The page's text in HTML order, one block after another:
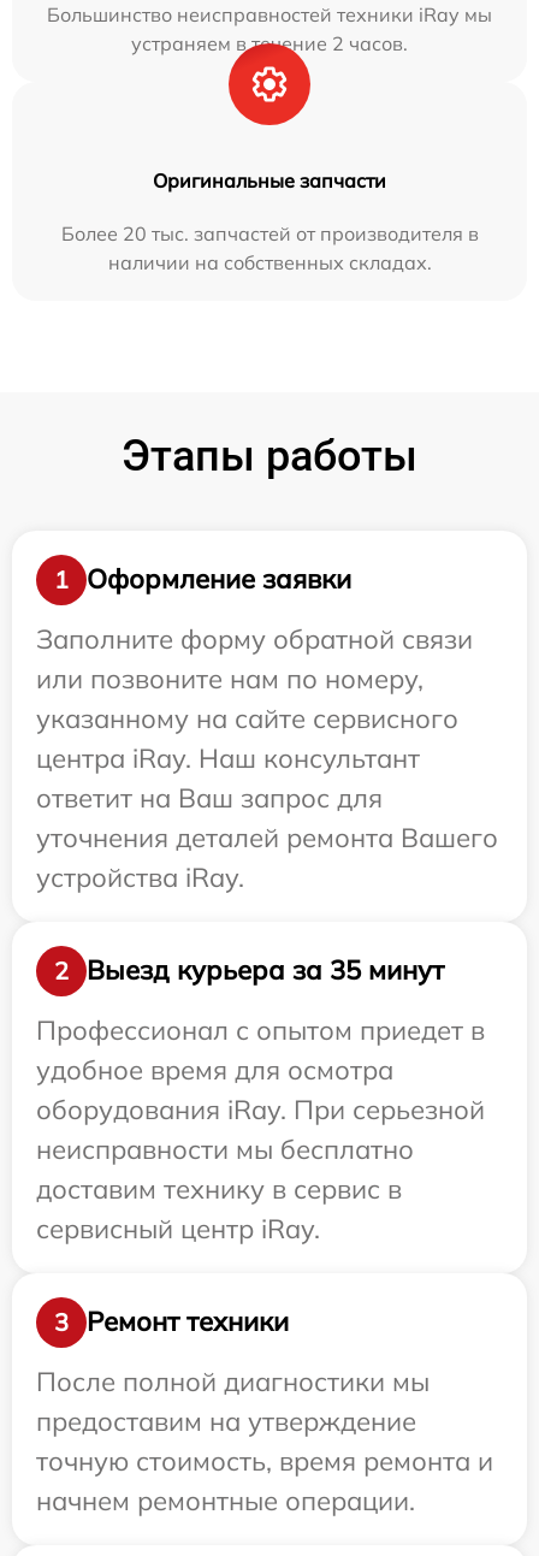
Большинство неисправностей техники iRay мы
устраняем в течение 2 часов.
Оригинальные запчасти
Более 20 тыс. запчастей от производителя в
наличии на собственных складах.
Этапы работы
1
Оформление заявки
Заполните форму обратной связи
или позвоните нам по номеру,
указанному на сайте сервисного
центра iRay. Наш консультант
ответит на Ваш запрос для
уточнения деталей ремонта Вашего
устройства iRay.
2
Выезд курьера за 35 минут
Профессионал с опытом приедет в
удобное время для осмотра
оборудования iRay. При серьезной
неисправности мы бесплатно
доставим технику в сервис в
сервисный центр iRay.
3
Ремонт техники
После полной диагностики мы
предоставим на утверждение
точную стоимость, время ремонта и
начнем ремонтные операции.